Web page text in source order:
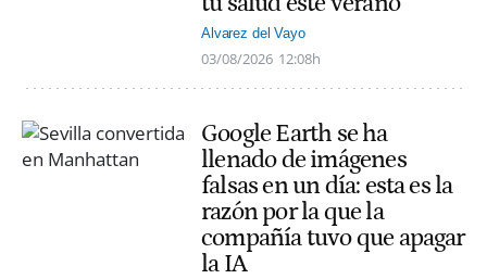
Alvarez del Vayo
03/08/2026 12:08h
Google Earth se ha
llenado de imágenes
falsas en un día: esta es la
razón por la que la
compañía tuvo que apagar
la IA